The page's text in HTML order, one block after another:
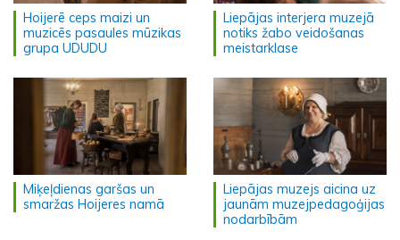
Hoijerē ceps maizi un
muzicēs pasaules mūzikas
grupa UDUDU
Liepājas interjera muzejā
notiks žabo veidošanas
meistarklase
Miķeļdienas garšas un
smaržas Hoijeres namā
Liepājas muzejs aicina uz
jaunām muzejpedagoģijas
nodarbībām